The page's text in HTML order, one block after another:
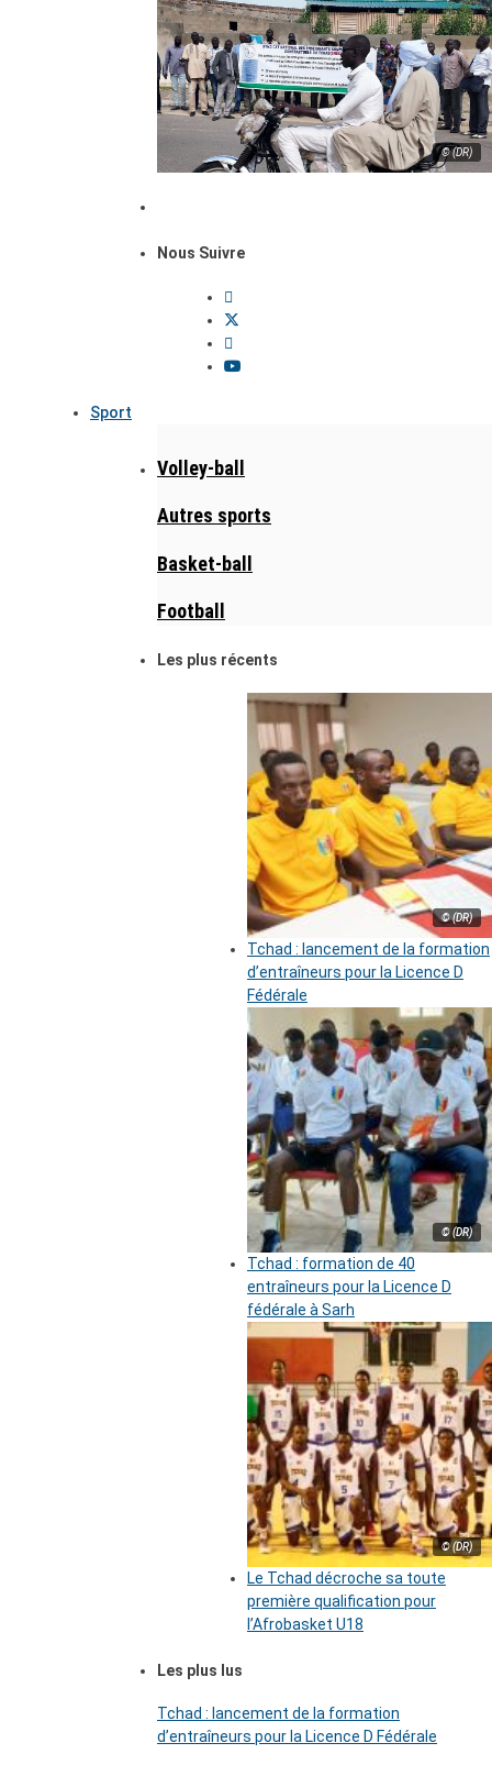
© (DR)
Nous Suivre
Sport
Volley-ball
Autres sports
Basket-ball
Football
Les plus récents
© (DR)
Tchad : lancement de la formation
d’entraîneurs pour la Licence D
Fédérale
© (DR)
Tchad : formation de 40
entraîneurs pour la Licence D
fédérale à Sarh
© (DR)
Le Tchad décroche sa toute
première qualification pour
l’Afrobasket U18
Les plus lus
Tchad : lancement de la formation
d’entraîneurs pour la Licence D Fédérale